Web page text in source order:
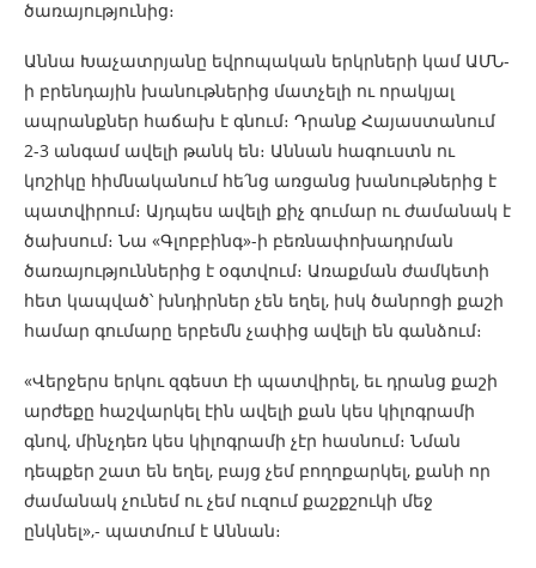
ծառայությունից։
Աննա Խաչատրյանը եվրոպական երկրների կամ ԱՄՆ-
ի բրենդային խանութներից մատչելի ու որակյալ
ապրանքներ հաճախ է գնում։ Դրանք Հայաստանում
2-3 անգամ ավելի թանկ են։ Աննան հագուստն ու
կոշիկը հիմնականում հե՛նց առցանց խանութներից է
պատվիրում։ Այդպես ավելի քիչ գումար ու ժամանակ է
ծախսում։ Նա «Գլոբբինգ»-ի բեռնափոխադրման
ծառայություններից է օգտվում։ Առաքման ժամկետի
հետ կապված՝ խնդիրներ չեն եղել, իսկ ծանրոցի քաշի
համար գումարը երբեմն չափից ավելի են գանձում։
«Վերջերս երկու զգեստ էի պատվիրել, եւ դրանց քաշի
արժեքը հաշվարկել էին ավելի քան կես կիլոգրամի
գնով, մինչդեռ կես կիլոգրամի չէր հասնում։ Նման
դեպքեր շատ են եղել, բայց չեմ բողոքարկել, քանի որ
ժամանակ չունեմ ու չեմ ուզում քաշքշուկի մեջ
ընկնել»,- պատմում է Աննան։